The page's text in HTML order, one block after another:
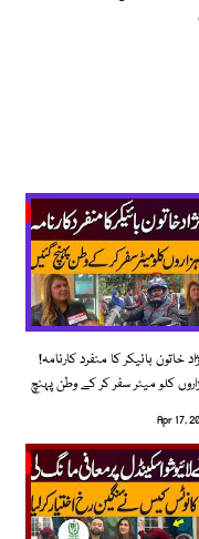
خاتون بائیکر کا منفرد کارنامہ!
کلو میٹر سفر کر کے وطن پہنچ
Apr 17,